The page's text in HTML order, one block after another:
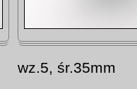
wz.5, śr.35mm